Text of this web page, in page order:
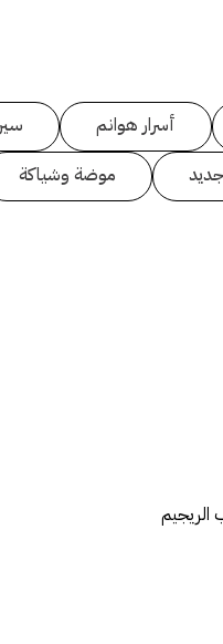
أسرار هوانم
موضة وشياكة